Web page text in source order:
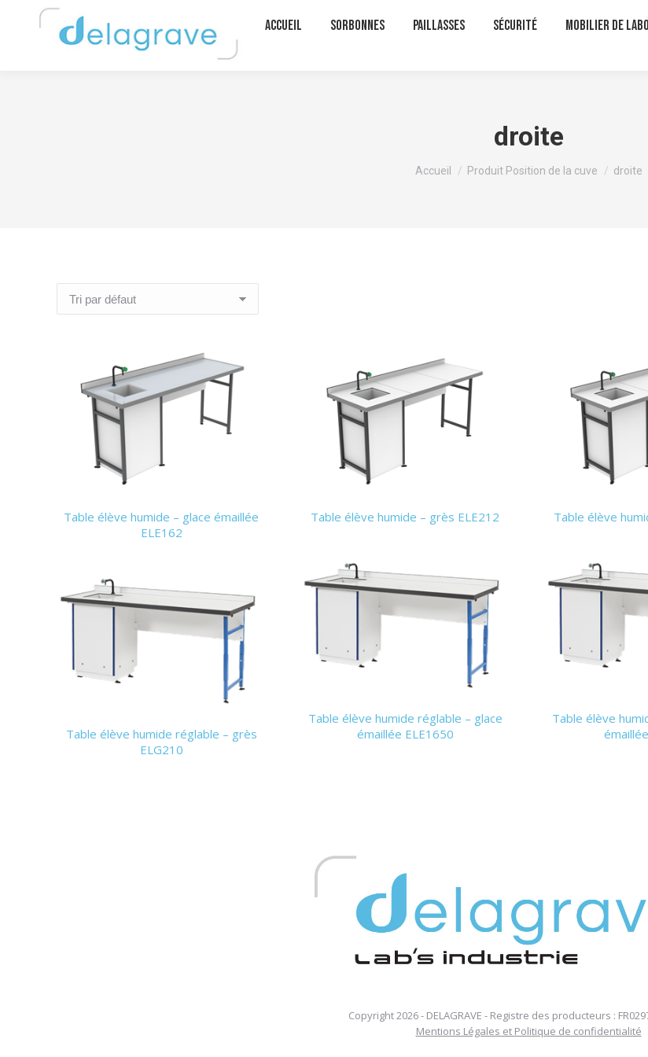
Accueil Sorbonnes Paillasses Sécurité Mobilier de
droite
Vous êtes ici :
Accueil Produit Position de la cuve droite
Table élève humide – glace émaillée
ELE162
Table élève humide – grès ELE212 Table élève
Table élève humide réglable – glace
émaillée ELE1650
Table élève
Table élève humide réglable – grès
ELG210
Copyright 2026 - DELAGRAVE - Registre des producteurs :
Mentions Légales et Politique de confidentialité